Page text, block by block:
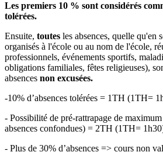
Les premiers 10 % sont considérés
tolérées.
Ensuite, toutes les absences, quelle qu'en
organisés à l'école ou au nom de l'école,
professionnels, événements sportifs,
obligations familiales, fêtes religieuses),
absences non excusées.
-10% d’absences tolérées = 1TH (1TH=
- Possibilité de pré-rattrapage de
absences confondues) = 2TH (1TH=
- Plus de 30% d’absences => cours non